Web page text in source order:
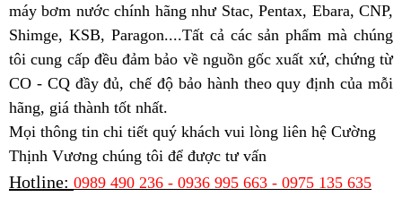
máy bơm nước chính hãng như Stac, Pentax, Ebara, CNP,
Shimge, KSB, Paragon....Tất cả các sản phẩm mà chúng
tôi cung cấp đều đảm bảo về nguồn gốc xuất xứ, chứng từ
CO - CQ đầy đủ, chế độ bảo hành theo quy định của mỗi
hãng, giá thành tốt nhất.
Mọi thông tin chi tiết quý khách vui lòng liên hệ Cường
Thịnh Vương chúng tôi để được tư vấn
Hotline: 0989 490 236 - 0936 995 663 - 0975 135 635